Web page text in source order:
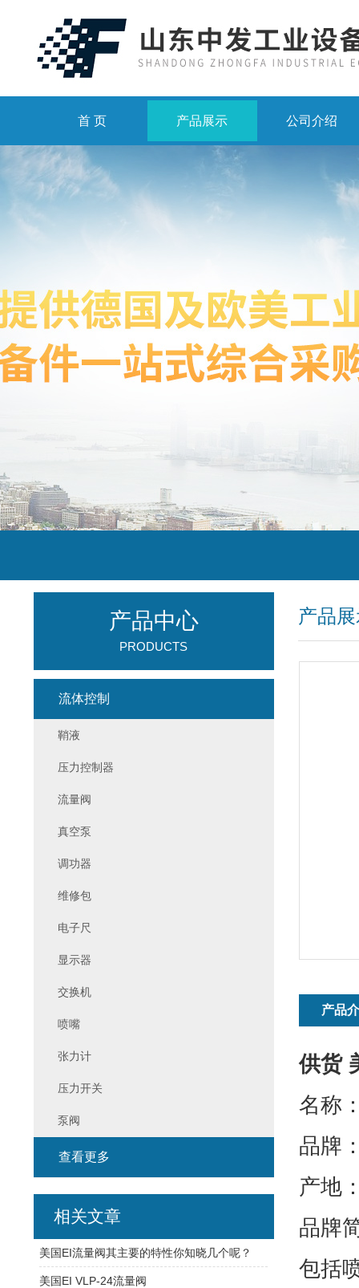
首 页 产品展示 公司介绍
产品
产品
供货
名称
品牌
产地
品牌
包括
产品中心
PRODUCTS
流体控制
鞘液
压力控制器
流量阀
真空泵
调功器
维修包
电子尺
显示器
交换机
喷嘴
张力计
压力开关
泵阀
查看更多
相关文章
美国EI流量阀其主要的特性你知晓几个呢？
美国EI VLP-24流量阀